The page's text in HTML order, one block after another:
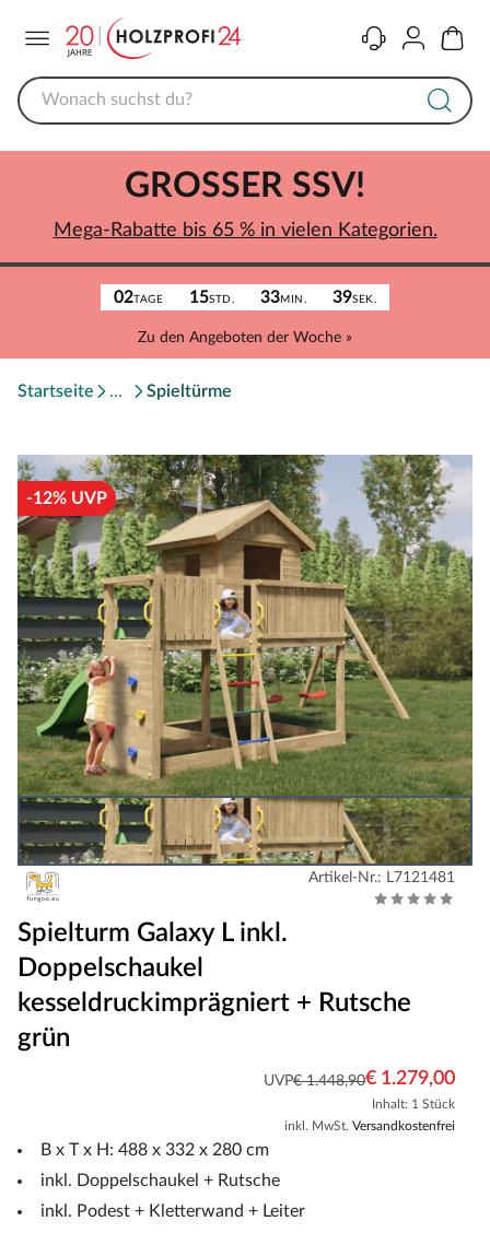
KontaktKonto
02TAGE 15STD. 33MIN. 39SEK.
Zu den Angeboten der Woche »
GROSSER SSV!
Mega-Rabatte bis 65 % in vielen Kategorien.
Startseite Spieltürme
-12% UVP
Artikel-Nr.: L7121481
Spielturm Galaxy L inkl.
Doppelschaukel
kesseldruckimprägniert + Rutsche
grün
UVP€ 1.448,90€ 1.279,00
Inhalt: 1 Stück
inkl. MwSt. Versandkostenfrei
B x T x H: 488 x 332 x 280 cm
inkl. Doppelschaukel + Rutsche
inkl. Podest + Kletterwand + Leiter